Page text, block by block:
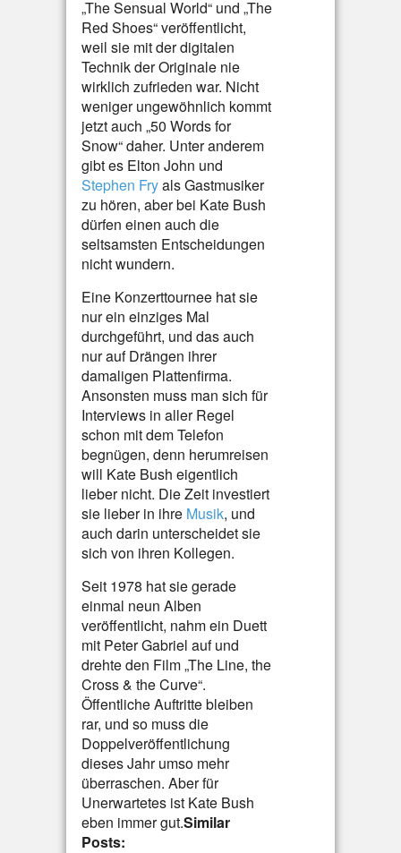
„The Sensual World“ und „The
Red Shoes“ veröffentlicht,
weil sie mit der digitalen
Technik der Originale nie
wirklich zufrieden war. Nicht
weniger ungewöhnlich kommt
jetzt auch „50 Words for
Snow“ daher. Unter anderem
gibt es Elton John und
Stephen Fryals Gastmusiker
zu hören, aber bei Kate Bush
dürfen einen auch die
seltsamsten Entscheidungen
nicht wundern.
Eine Konzerttournee hat sie
nur ein einziges Mal
durchgeführt, und das auch
nur auf Drängen ihrer
damaligen Plattenfirma.
Ansonsten muss man sich für
Interviews in aller Regel
schon mit dem Telefon
begnügen, denn herumreisen
will Kate Bush eigentlich
lieber nicht. Die Zeit investiert
sie lieber in ihre Musik, und
auch darin unterscheidet sie
sich von ihren Kollegen.
Seit 1978 hat sie gerade
einmal neun Alben
veröffentlicht, nahm ein Duett
mit Peter Gabriel auf und
drehte den Film „The Line, the
Cross & the Curve“.
Öffentliche Auftritte bleiben
rar, und so muss die
Doppelveröffentlichung
dieses Jahr umso mehr
überraschen. Aber für
Unerwartetes ist Kate Bush
eben immer gut.Similar
Posts: